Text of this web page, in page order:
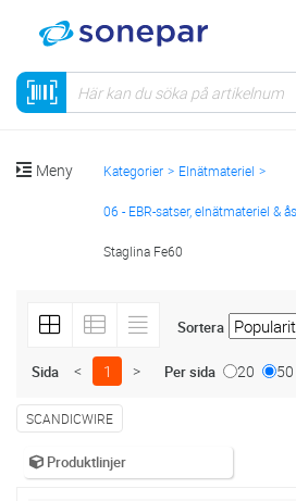
Meny Kategorier Elnätmateriel
06 - EBR-satser, elnätmateriel &
Staglina Fe60
Sortera
Sida < 1 > Per sida 20 50
SCANDICWIRE
Produktlinjer